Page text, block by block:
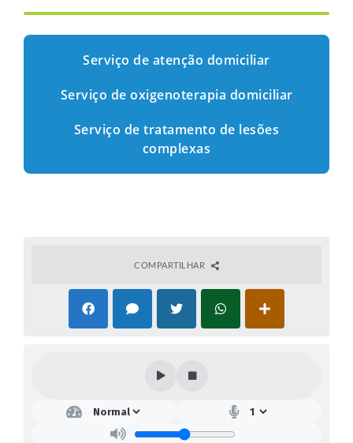
Serviço de atenção domiciliar
Serviço de oxigenoterapia domiciliar
Serviço de tratamento de lesões
complexas
COMPARTILHAR